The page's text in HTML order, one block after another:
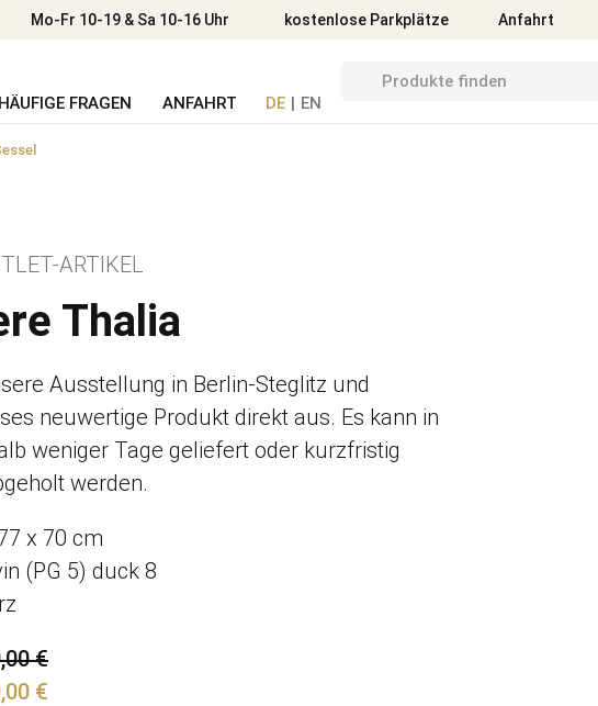
Mo-Fr 10-19 & Sa 10-16 Uhr kostenlose Parkplätze Anfahrt
HÄUFIGE FRAGEN ANFAHRT DE | EN
Thalia
ARTIKEL
Ausstellung in Berlin-Steglitz und
neuwertige Produkt direkt aus. Es kann in
weniger Tage geliefert oder kurzfristig
werden.
x 70 cm
(PG 5) duck 8
€
€